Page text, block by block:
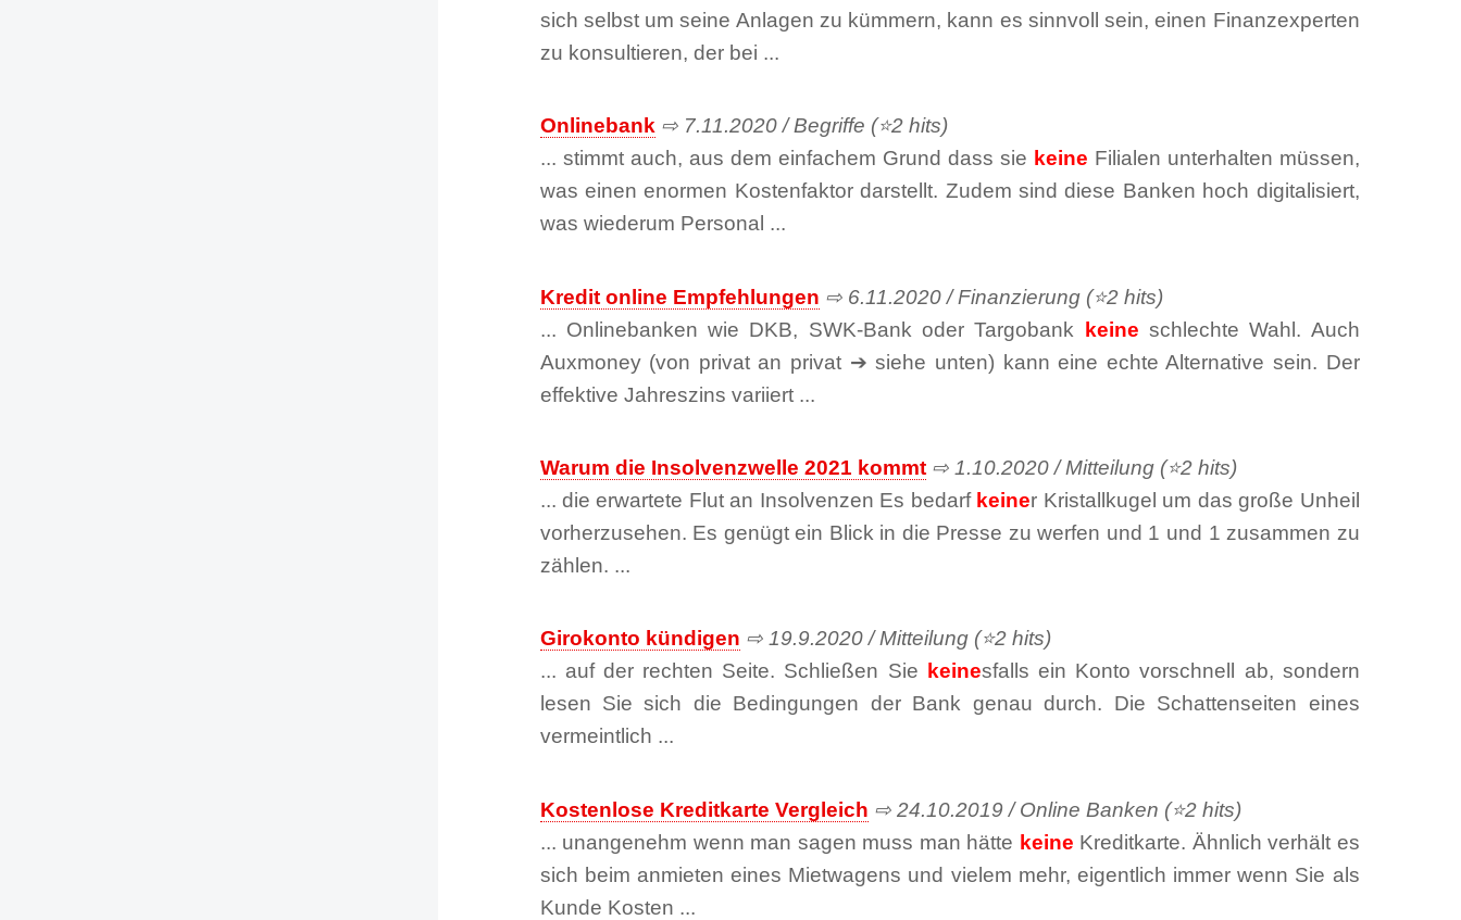
sich selbst um seine Anlagen zu kümmern, kann es sinnvoll sein, einen Finanzexperten
zu konsultieren, der bei ...
Onlinebank⇨ 7.11.2020 / Begriffe (⭐2 hits)
... stimmt auch, aus dem einfachem Grund dass sie keine Filialen unterhalten müssen,
was einen enormen Kostenfaktor darstellt. Zudem sind diese Banken hoch digitalisiert,
was wiederum Personal ...
Kredit online Empfehlungen ⇨ 6.11.2020 / Finanzierung (⭐2 hits)
... Onlinebanken wie DKB, SWK-Bank oder Targobank keine schlechte Wahl. Auch
Auxmoney (von privat an privat ➔ siehe unten) kann eine echte Alternative sein. Der
effektive Jahreszins variiert ...
Warum die Insolvenzwelle 2021 kommt⇨ 1.10.2020 / Mitteilung (⭐2 hits)
... die erwartete Flut an Insolvenzen Es bedarf keiner Kristallkugel um das große Unheil
vorherzusehen. Es genügt ein Blick in die Presse zu werfen und 1 und 1 zusammen zu
zählen. ...
Girokonto kündigen ⇨ 19.9.2020 / Mitteilung (⭐2 hits)
... auf der rechten Seite. Schließen Sie
keinesfalls ein Konto vorschnell ab, sondern
lesen Sie sich die Bedingungen der Bank genau durch. Die Schattenseiten eines
vermeintlich ...
Kostenlose Kreditkarte Vergleich ⇨ 24.10.2019 / Online Banken (⭐2 hits)
... unangenehm wenn man sagen muss man hätte keine Kreditkarte. Ähnlich verhält es
sich beim anmieten eines Mietwagens und vielem mehr, eigentlich immer wenn Sie als
Kunde Kosten ...